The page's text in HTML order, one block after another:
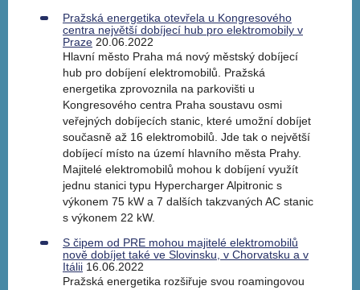
Pražská energetika otevřela u Kongresového
centra největší dobíjecí hub pro elektromobily v
Praze 20.06.2022
Hlavní město Praha má nový městský dobíjecí
hub pro dobíjení elektromobilů. Pražská
energetika zprovoznila na parkovišti u
Kongresového centra Praha soustavu osmi
veřejných dobíjecích stanic, které umožní dobíjet
současně až 16 elektromobilů. Jde tak o největší
dobíjecí místo na území hlavního města Prahy.
Majitelé elektromobilů mohou k dobíjení využít
jednu stanici typu Hypercharger Alpitronic s
výkonem 75 kW a 7 dalších takzvaných AC stanic
s výkonem 22 kW.
S čipem od PRE mohou majitelé elektromobilů
nově dobíjet také ve Slovinsku, v Chorvatsku a v
Itálii 16.06.2022
Pražská energetika rozšiřuje svou roamingovou